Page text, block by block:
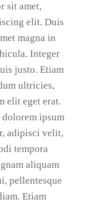
sit amet,
elit. Duis
magna in
Integer
justo. Etiam
ultricies,
elit eget erat.
ipsum
adipisci velit,
tempora
aliquam
pellentesque
Etiam